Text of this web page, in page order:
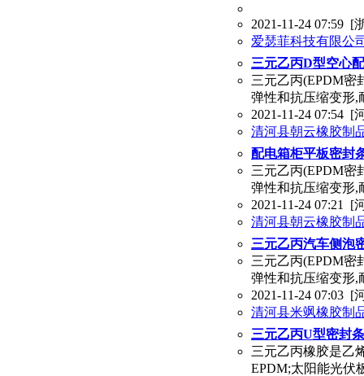
2021-11-24 07:59 [
爱瑟菲科技有限公
三元乙丙D型空心
三元乙丙(EPDM密
弹性和抗压缩变形,
2021-11-24 07:54 [
清河县朝云橡胶制
配电箱柜平板密封
三元乙丙(EPDM密
弹性和抗压缩变形,
2021-11-24 07:21 [
清河县朝云橡胶制
三元乙丙汽车侧泡
三元乙丙(EPDM密
弹性和抗压缩变形,
2021-11-24 07:03 [
清河县米飒橡胶制
三元乙丙U型密封
三元乙丙橡胶是乙
EPDM;太阳能光伏